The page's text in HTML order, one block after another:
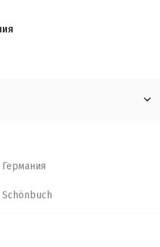
Германия
Schönbuch